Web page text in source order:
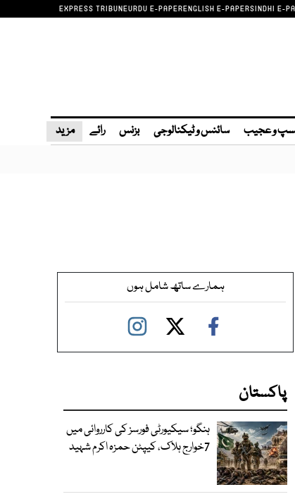
EXPRESS TRIBUNEURDU E-PAPERENGLISH E-PAPERSINDHI E-
و عجیب سائنس و ٹیکنالوجی بزنس رائے مزید
ہمارے ساتھ شامل ہوں
پاکستان
ہنگو؛ سیکیورٹی فورسز کی کارروائی میں
7خوارج ہلاک، کیپٹن حمزہ اکرم شہید